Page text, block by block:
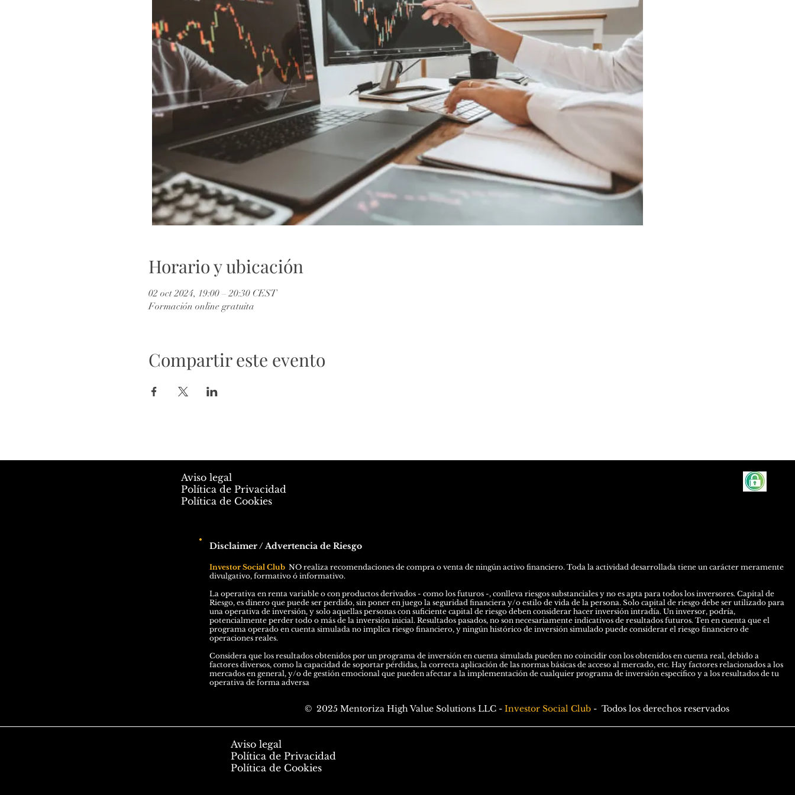
Horario y ubicación
02 oct 2024, 19:00 – 20:30 CEST
Formación online gratuita
Compartir este evento
Aviso legal
Política de Privacidad
Política de Cookies
Disclaimer / Advertencia de Riesgo
Investor Social Club NO realiza recomendaciones de compra o venta de ningún activo financiero. Toda la actividad desarrollada tiene un carácter meramente
divulgativo, formativo ó informativo.
La operativa en renta variable o con productos derivados - como los futuros -, conlleva riesgos substanciales y no es apta para todos los inversores. Capital de
Riesgo, es dinero que puede ser perdido, sin poner en juego la seguridad financiera y/o estilo de vida de la persona. Solo capital de riesgo debe ser utilizado para
una operativa de inversión, y solo aquellas personas con suficiente capital de riesgo deben considerar hacer inversión intradía. Un inversor, podría,
potencialmente perder todo o más de la inversión inicial. Resultados pasados, no son necesariamente indicativos de resultados futuros. Ten en cuenta que el
programa operado en cuenta simulada no implica riesgo financiero, y ningún histórico de inversión simulado puede considerar el riesgo financiero de
operaciones reales.
Considera que los resultados obtenidos por un programa de inversión en cuenta simulada pueden no coincidir con los obtenidos en cuenta real, debido a
factores diversos, como la capacidad de soportar pérdidas, la correcta aplicación de las normas básicas de acceso al mercado, etc. Hay factores relacionados a los
mercados en general, y/o de gestión emocional que pueden afectar a la implementación de cualquier programa de inversión especifico y a los resultados de tu
operativa de forma adversa
© 2025 Mentoriza High Value Solutions LLC - Investor Social Club - Todos los derechos reservados
Aviso legal
Política de Privacidad
Política de Cookies